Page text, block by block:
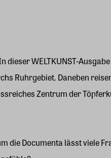
dieser WELTKUNST-
Ruhrgebiet. Daneben
Zentrum der
die Documenta lässt viele